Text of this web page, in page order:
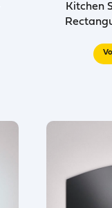
Kitchen